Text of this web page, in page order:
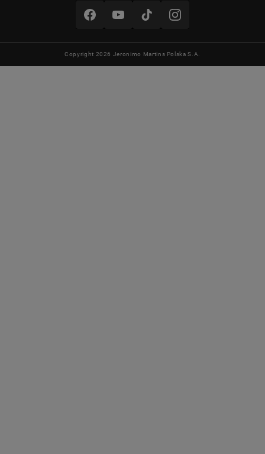
Copyright 2026 Jeronimo Martins Polska S.A.